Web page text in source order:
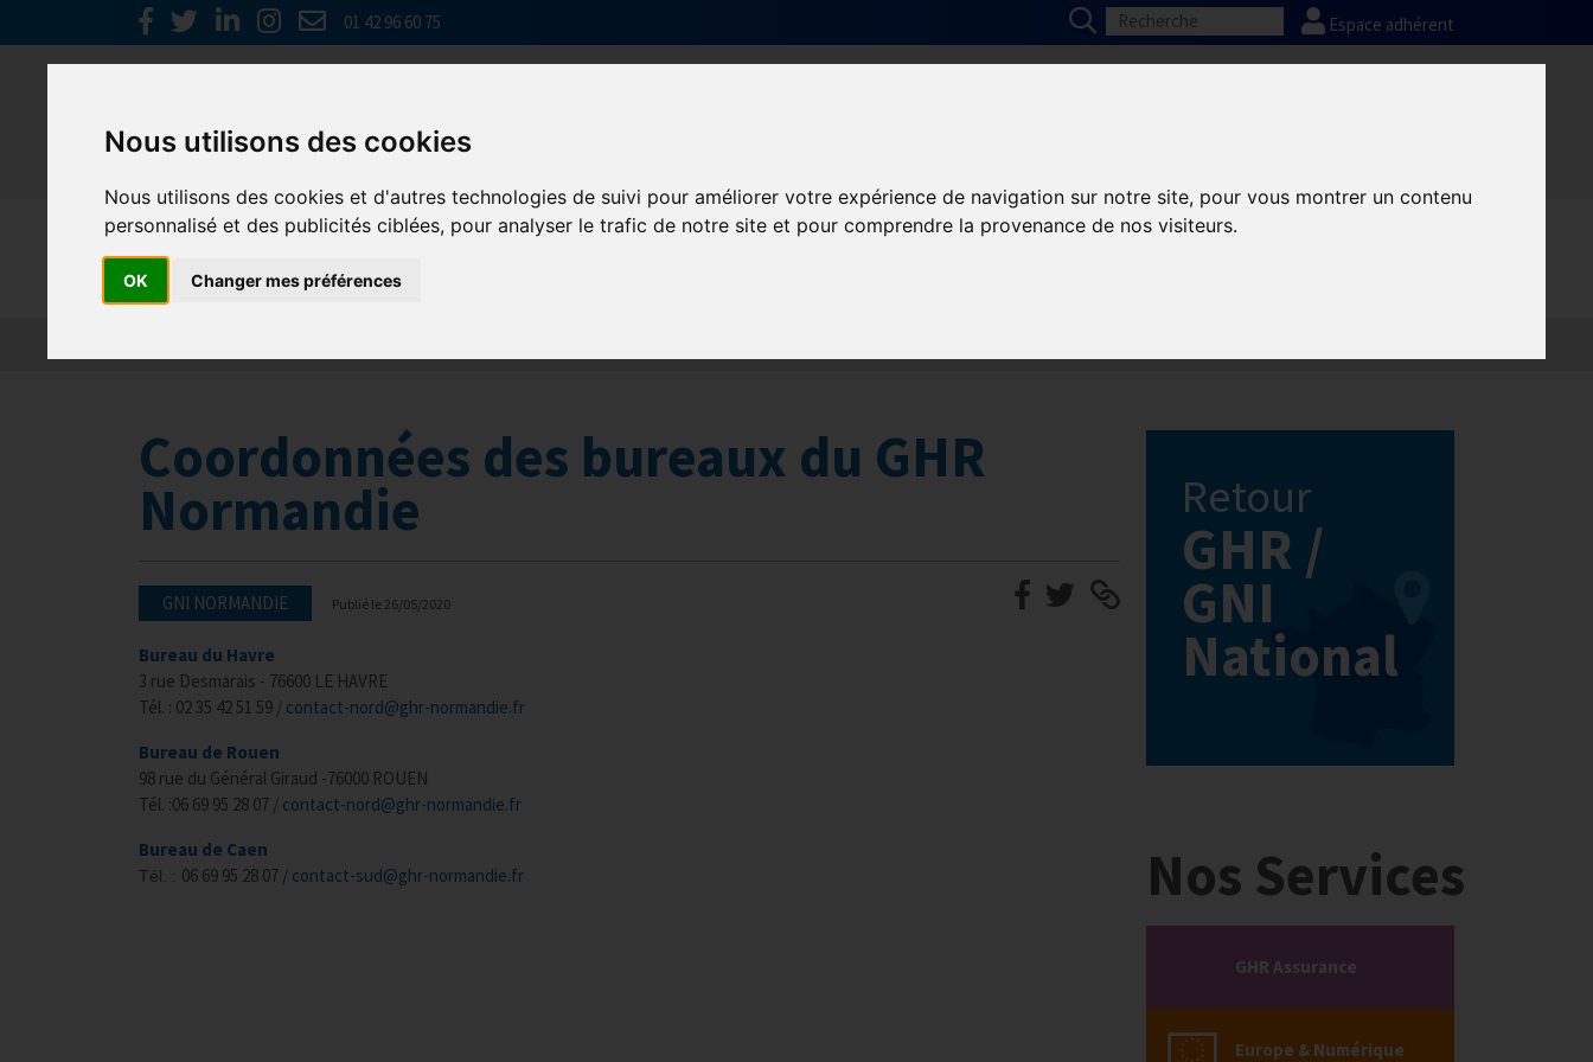
Nous utilisons des cookies
Nous utilisons des cookies et d'autres technologies de suivi pour améliorer votre expérience de navigation sur notre site, pour vous montrer un contenu
personnalisé et des publicités ciblées, pour analyser le trafic de notre site et pour comprendre la provenance de nos visiteurs.
OK Changer mes préférences
01 42 96 60 75 Espace adhérent
GNI NORMANDIE
Coordonnées des bureaux du GHR
Normandie
GNI NORMANDIE Publié le 26/05/2020
Bureau du Havre
3 rue Desmarais - 76600 LE HAVRE
Tél. : 02 35 42 51 59 / contact-nord@ghr-normandie.fr
Bureau de Rouen
98 rue du Général Giraud -76000 ROUEN
Tél. :06 69 95 28 07 / contact-nord@ghr-normandie.fr
Bureau de Caen
Tél. : 06 69 95 28 07 / contact-sud@ghr-normandie.fr
Retour
GHR /
GNI
National
Nos Services
GHR Assurance
Europe & Numérique